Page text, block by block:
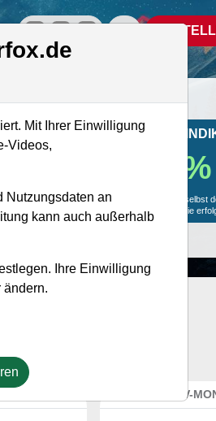
offizielle Social Media-Accounts
Aktien- und
MONKEY-TRADER
71.2 %
Mit 71.2 % Wahrscheinlichkeit wird selbst
agierende Trader mit dieser Aktie
KUV-
Mit Ihrer Einwilligung
Videos,
Nutzungsdaten an
kann auch außerhalb
Ihre Einwilligung
ändern.